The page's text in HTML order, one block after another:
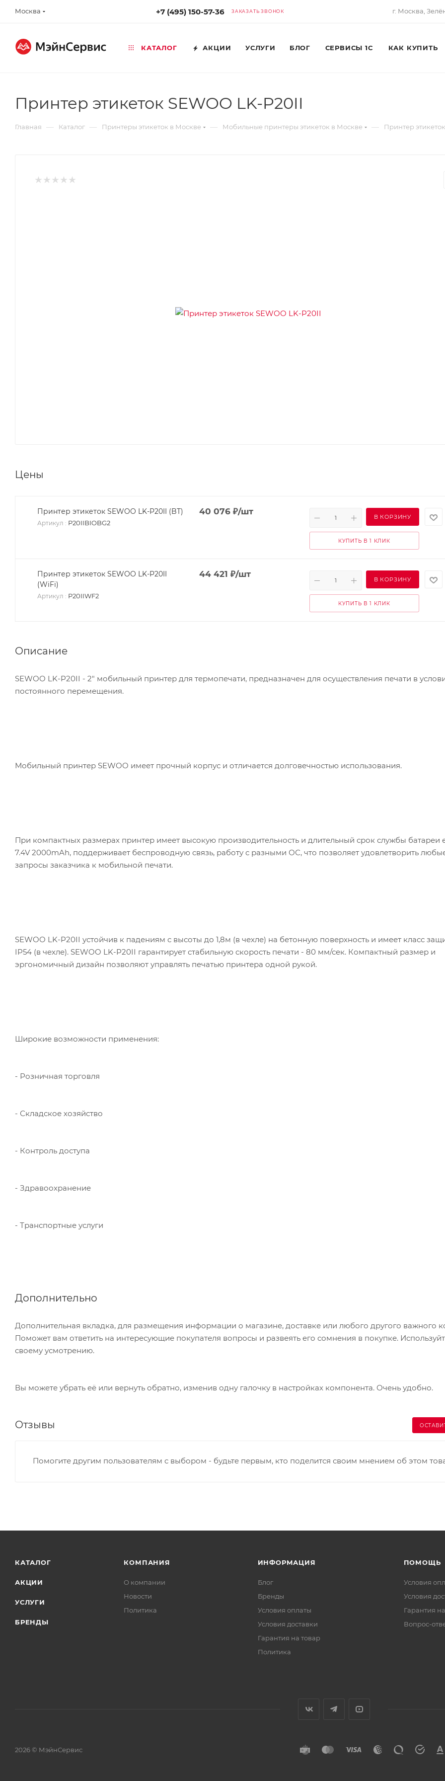
Москва +7 (495) 150-57-36 ЗАКАЗАТЬ ЗВОНОК г. Москва,
КАТАЛОГ АКЦИИ УСЛУГИ БЛОГ СЕРВИСЫ 1С КАК КУПИТЬ
Принтер этикеток SEWOO LK-P20II
Главная — Каталог — Принтеры этикеток в Москве — Мобильные принтеры этикеток в Москве — Принтер
Цены
Принтер этикеток SEWOO LK-P20II (BT)
Артикул : P20IIBIOBG2
40 076₽/шт
В КОРЗИНУ
КУПИТЬ В 1 КЛИК
Принтер этикеток SEWOO LK-P20II
(WiFi)
Артикул : P20IIWF2
44 421 ₽/шт
В КОРЗИНУ
КУПИТЬ В 1 КЛИК
Описание
SEWOO LK-P20II - 2" мобильный принтер для термопечати, предназначен для осуществления печати в
постоянного перемещения.
Мобильный принтер SEWOO имеет прочный корпус и отличается долговечностью использования.
При компактных размерах принтер имеет высокую производительность и длительный срок службы батареи
7.4V 2000mAh, поддерживает беспроводную связь, работу с разными ОС, что позволяет удовлетворить
запросы заказчика к мобильной печати.
SEWOO LK-P20II устойчив к падениям с высоты до 1,8м (в чехле) на бетонную поверхность и имеет класс
IP54 (в чехле). SEWOO LK-P20II гарантирует стабильную скорость печати - 80 мм/сек. Компактный размер и
эргономичный дизайн позволяют управлять печатью принтера одной рукой.
Широкие возможности применения:
- Розничная торговля
- Складское хозяйство
- Контроль доступа
- Здравоохранение
- Транспортные услуги
Дополнительно
Дополнительная вкладка, для размещения информации о магазине, доставке или любого другого важного
Поможет вам ответить на интересующие покупателя вопросы и развеять его сомнения в покупке.
своему усмотрению.
Вы можете убрать её или вернуть обратно, изменив одну галочку в настройках компонента. Очень удобно.
Отзывы
Помогите другим пользователям с выбором - будьте первым, кто поделится своим мнением об этом
КАТАЛОГ
АКЦИИ
УСЛУГИ
БРЕНДЫ
КОМПАНИЯ
О компании
Новости
Политика
ИНФОРМАЦИЯ
Блог
Бренды
Условия оплаты
Условия доставки
Гарантия на товар
Политика
ПОМОЩЬ
Условия
Условия
Гарантия
Вопрос-
2026 © МэйнСервис